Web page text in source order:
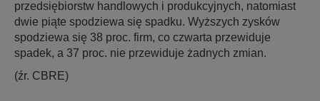
przedsiębiorstw handlowych i produkcyjnych, natomiast
dwie piąte spodziewa się spadku. Wyższych zysków
spodziewa się 38 proc. firm, co czwarta przewiduje
spadek, a 37 proc. nie przewiduje żadnych zmian.
(źr. CBRE)